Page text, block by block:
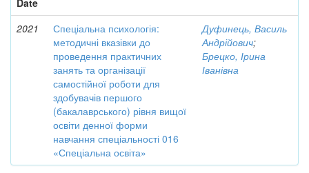
Date
2021
Спеціальна психологія:
методичні вказівки до
проведення практичних
занять та організації
самостійної роботи для
здобувачів першого
(бакалаврського) рівня вищої
освіти денної форми
навчання спеціальності 016
«Спеціальна освіта»
Дуфинець, Василь
Андрійович;
Брецко, Ірина
Іванівна